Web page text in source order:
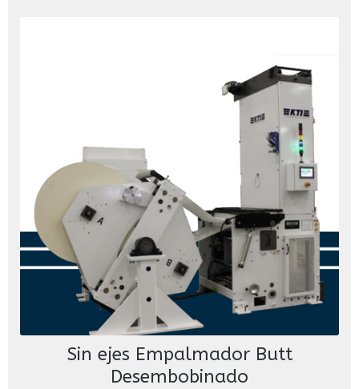
Sin ejes Empalmador Butt
Desembobinado